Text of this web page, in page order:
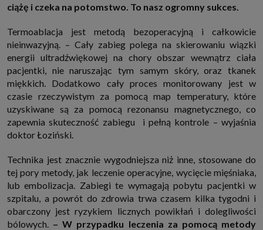
Cookies
np. cookie lub local storage do zbierania i przetwarzania danych
osobowych w celu personalizowania treści i reklam oraz analizowania
ruchu na stronach, aplikacjach i w Internecie. W ten sposób technologię tę
wykorzystują również podmioty z Grupy SAGIER oraz nasi Zaufani
Partnerzy, którzy także chcą dopasowywać reklamy do Twoich preferencji.
Cookies to dane informatyczne zapisywane w plikach i przechowywane na
Twoim urządzeniu końcowym (tj. twój komputer, tablet, smartphone itp.),
które przeglądarka wysyła do serwera przy każdorazowym wejściu na
stronę z tego urządzenia, podczas gdy odwiedzasz strony w Internecie.
Szczegółową informację na temat plików cookie i ich funkcjonowania
pod tym linkiem
. Pod tym linkiem znajdziesz także informację
o tym jak zmienić ustawienia przeglądarki, aby ograniczyć lub wyłączyć
funkcjonowanie plików cookies itp. oraz jak usunąć takie pliki z Twojego
Twoje uprawnienia
Przysługują Ci następujące uprawnienia wobec Twoich danych i ich
przetwarzania przez nas, inne podmioty z Grupy SAGIER i Zaufanych
Partnerów:
1. Jeśli udzieliłeś zgody na przetwarzanie danych możesz ją w każdej
chwili wycofać (cofnięcie zgody oczywiście nie uchyli zgodności z prawem
przetwarzania już dokonanego na jej podstawie);
ciążę i czeka na potomstwo. To nasz ogromny sukces.
Termoablacja jest metodą bezoperacyjną i całkowicie
nieinwazyjną. – Cały zabieg polega na skierowaniu wiązki
energii ultradźwiękowej na chory obszar wewnątrz ciała
pacjentki, nie naruszając tym samym skóry, oraz tkanek
miękkich. Dodatkowo cały proces monitorowany jest w
czasie rzeczywistym za pomocą map temperatury, które
uzyskiwane są za pomocą rezonansu magnetycznego, co
zapewnia skuteczność zabiegu i pełną kontrole – wyjaśnia
doktor Łoziński.
Technika jest znacznie wygodniejsza niż inne, stosowane do
tej pory metody, jak leczenie operacyjne, wycięcie mięśniaka,
lub embolizacja. Zabiegi te wymagają pobytu pacjentki w
szpitalu, a powrót do zdrowia trwa czasem kilka tygodni i
obarczony jest ryzykiem licznych powikłań i dolegliwości
bólowych. – W przypadku leczenia za pomocą metody